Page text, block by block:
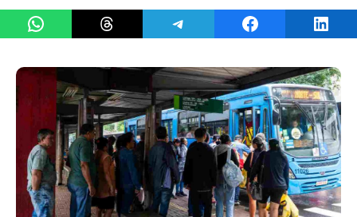
Share on WhatsAppShare on ThreadsShare on TelegramShare on Facebook